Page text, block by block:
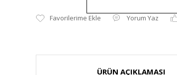
Yorum Yaz
ÜRÜN AÇIKLAMASI